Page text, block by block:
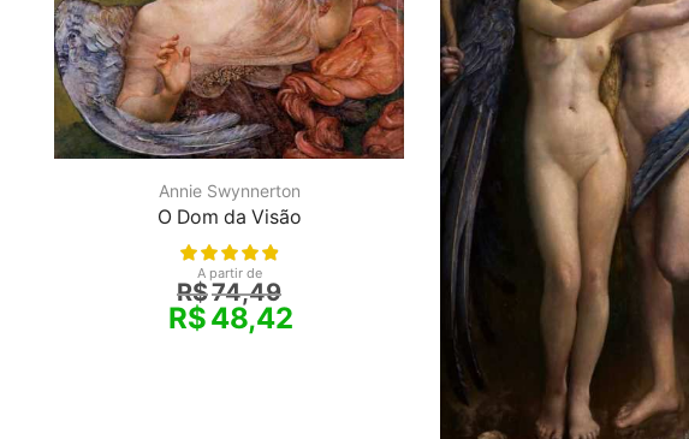
Annie Swynnerton
O Dom da Visão
A partir de
R$74,49
R$48,42